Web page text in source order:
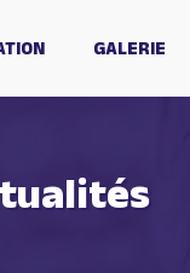
GALERIE